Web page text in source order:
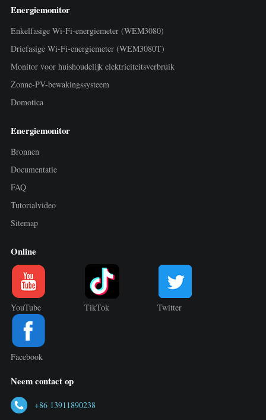
Energiemonitor
Enkelfasige Wi-Fi-energiemeter (WEM3080)
Driefasige Wi-Fi-energiemeter (WEM3080T)
Monitor voor huishoudelijk elektriciteitsverbruik
Zonne-PV-bewakingssysteem
Domotica
Energiemonitor
Bronnen
Documentatie
FAQ
Tutorialvideo
Sitemap
Online
YouTube TikTok Twitter
Facebook
Neem contact op
+86 13911890238